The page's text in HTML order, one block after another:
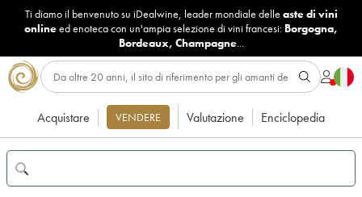
Ti diamo il benvenuto su iDealwine, leader mondiale delle aste di vini
onlineed enoteca con un'ampia selezione di vini francesi: Borgogna,
Bordeaux, Champagne...
Acquistare VENDERE Valutazione Enciclopedia